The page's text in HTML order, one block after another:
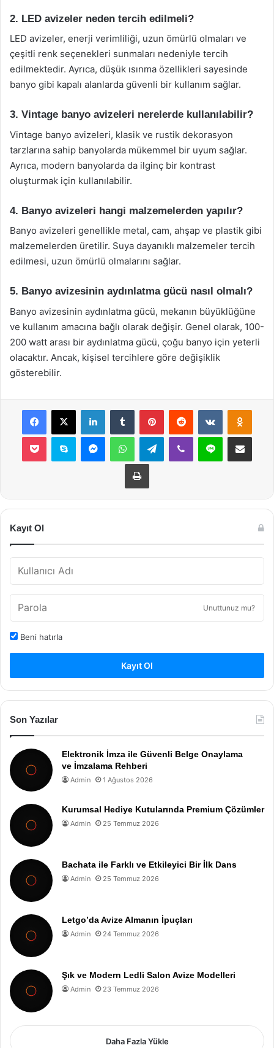
2. LED avizeler neden tercih edilmeli?
LED avizeler, enerji verimliliği, uzun ömürlü olmaları ve
çeşitli renk seçenekleri sunmaları nedeniyle tercih
edilmektedir. Ayrıca, düşük ısınma özellikleri sayesinde
banyo gibi kapalı alanlarda güvenli bir kullanım sağlar.
3. Vintage banyo avizeleri nerelerde kullanılabilir?
Vintage banyo avizeleri, klasik ve rustik dekorasyon
tarzlarına sahip banyolarda mükemmel bir uyum sağlar.
Ayrıca, modern banyolarda da ilginç bir kontrast
oluşturmak için kullanılabilir.
4. Banyo avizeleri hangi malzemelerden yapılır?
Banyo avizeleri genellikle metal, cam, ahşap ve plastik gibi
malzemelerden üretilir. Suya dayanıklı malzemeler tercih
edilmesi, uzun ömürlü olmalarını sağlar.
5. Banyo avizesinin aydınlatma gücü nasıl olmalı?
Banyo avizesinin aydınlatma gücü, mekanın büyüklüğüne
ve kullanım amacına bağlı olarak değişir. Genel olarak, 100-
200 watt arası bir aydınlatma gücü, çoğu banyo için yeterli
olacaktır. Ancak, kişisel tercihlere göre değişiklik
gösterebilir.
Facebook
X LinkedInTumblr PinterestReddit VKontakte
Pocket Skype MessengerWhatsAppTelegramViber Line E-Posta ile
Yazdır
Kayıt Ol
Unuttunuz mu?
Beni hatırla
Kayıt Ol
Son Yazılar
Elektronik İmza ile Güvenli Belge Onaylama
ve İmzalama Rehberi
Admin 1 Ağustos 2026
Kurumsal Hediye Kutularında Premium Çözümler
Admin 25 Temmuz 2026
Bachata ile Farklı ve Etkileyici Bir İlk Dans
Admin 25 Temmuz 2026
Letgo’da Avize Almanın İpuçları
Admin 24 Temmuz 2026
Şık ve Modern Ledli Salon Avize Modelleri
Admin 23 Temmuz 2026
Daha Fazla Yükle